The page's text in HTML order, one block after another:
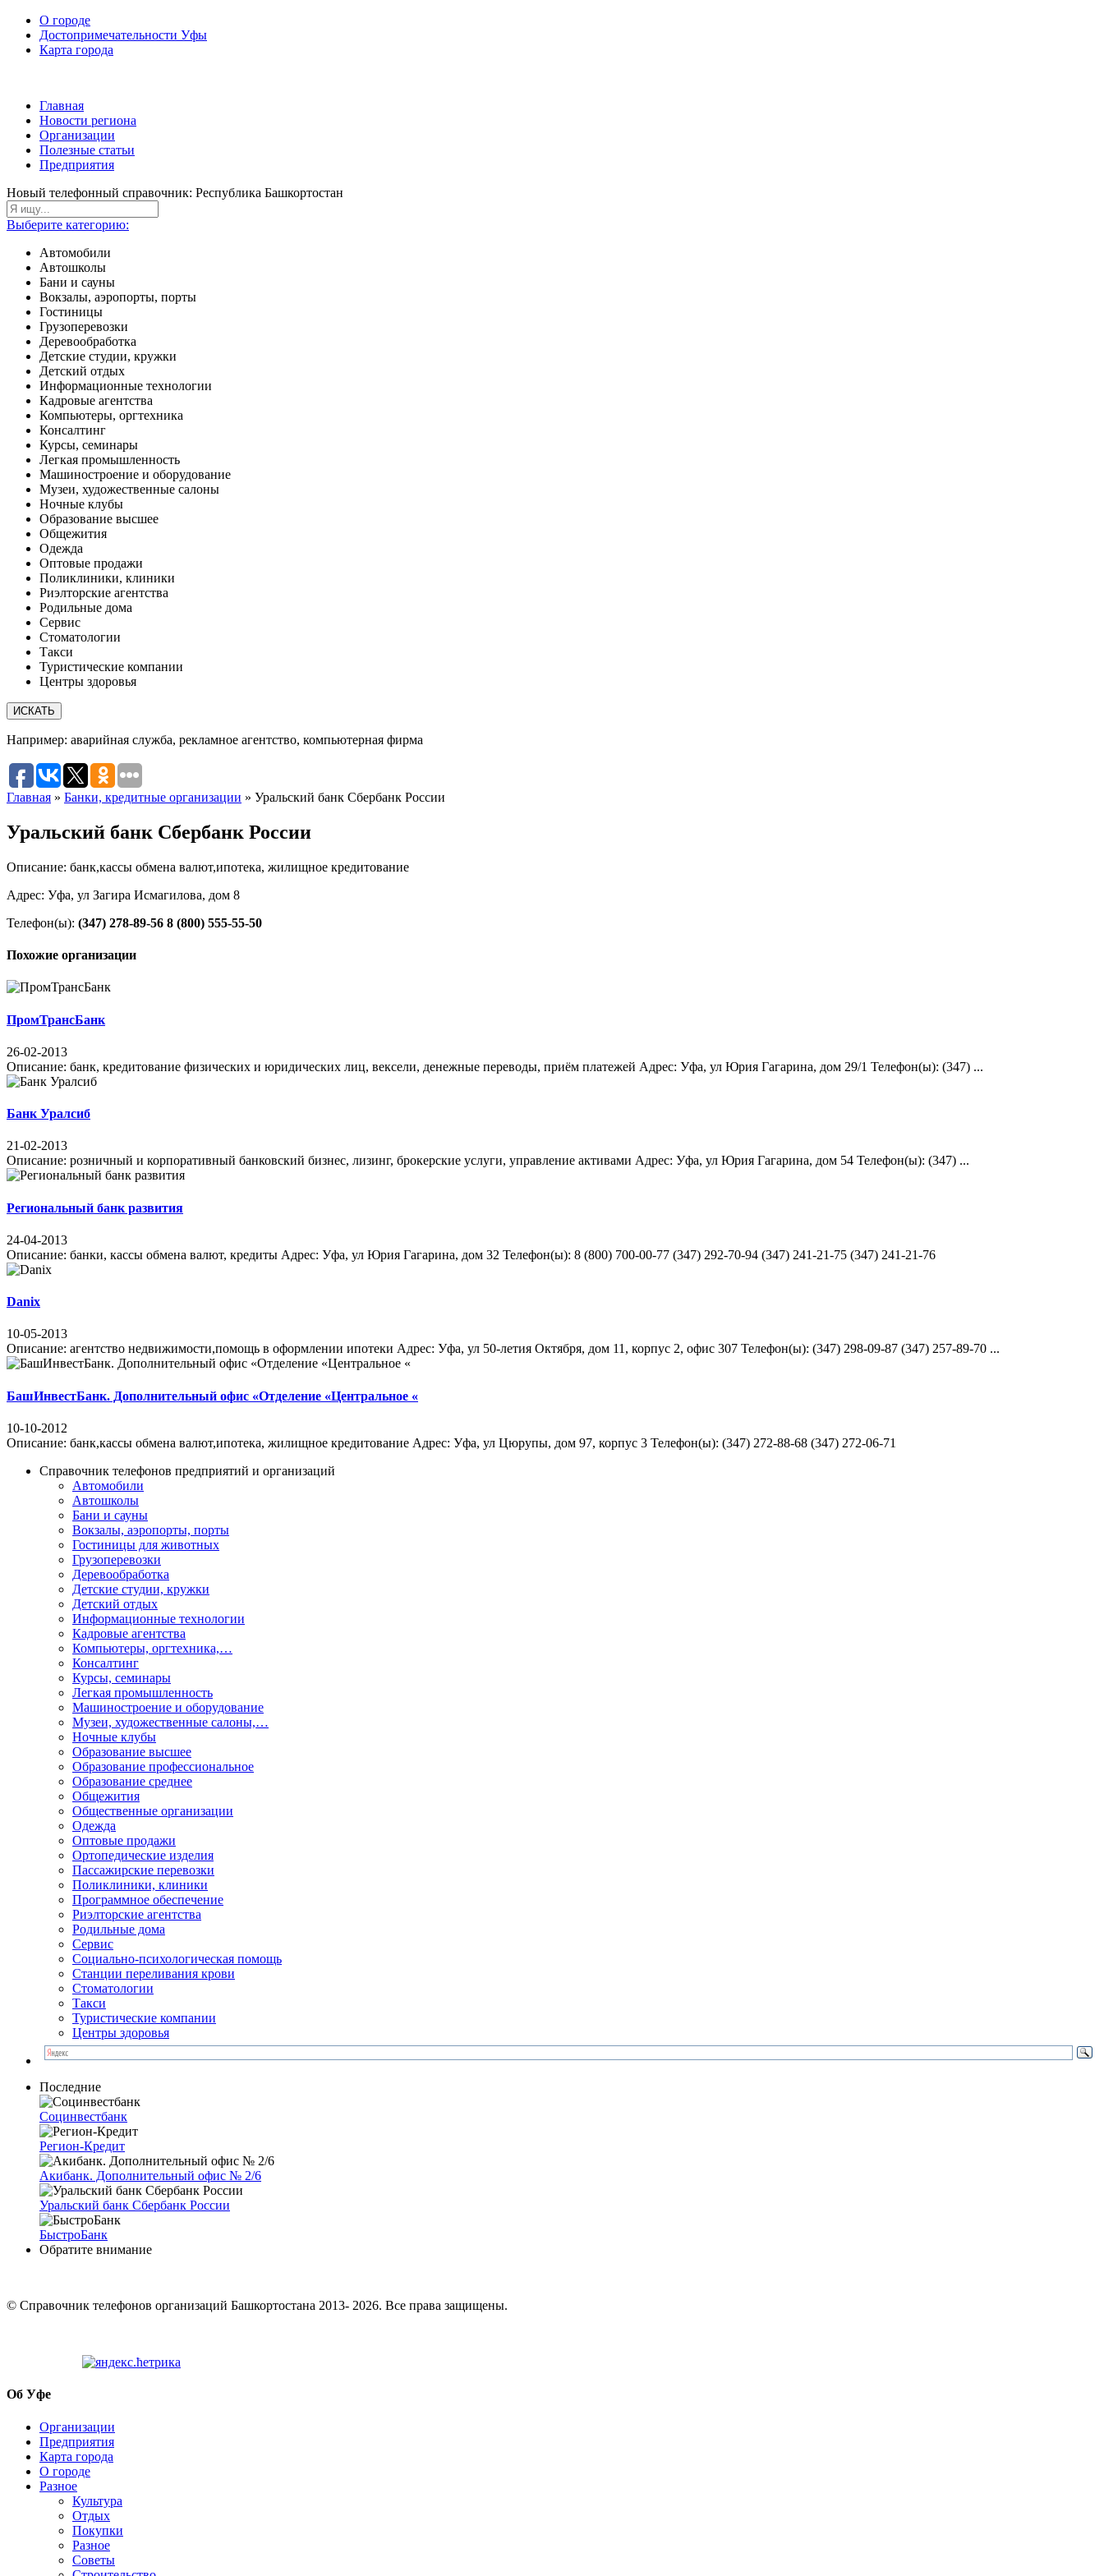
О городе
Достопримечательности Уфы
Карта города
Главная
Новости региона
Организации
Полезные статьи
Предприятия
Новый телефонный справочник: Республика Башкортостан
Выберите категорию:
Автомобили
Автошколы
Бани и сауны
Вокзалы, аэропорты, порты
Гостиницы
Грузоперевозки
Деревообработка
Детские студии, кружки
Детский отдых
Информационные технологии
Кадровые агентства
Компьютеры, оргтехника
Консалтинг
Курсы, семинары
Легкая промышленность
Машиностроение и оборудование
Музеи, художественные салоны
Ночные клубы
Образование высшее
Общежития
Одежда
Оптовые продажи
Поликлиники, клиники
Риэлторские агентства
Родильные дома
Сервис
Стоматологии
Такси
Туристические компании
Центры здоровья
Например: аварийная служба, рекламное агентство, компьютерная фирма
Главная » Банки, кредитные организации » Уральский банк Сбербанк России
Уральский банк Сбербанк России
Описание: банк,кассы обмена валют,ипотека, жилищное кредитование
Адрес: Уфа, ул Загира Исмагилова, дом 8
Телефон(ы): (347) 278-89-56 8 (800) 555-55-50
Похожие организации
ПромТрансБанк
26-02-2013
Описание: банк, кредитование физических и юридических лиц, вексели, денежные переводы, приём платежей Адрес: Уфа, ул Юрия Гагарина, дом 29/1 Телефон(ы): (347) ...
Банк Уралсиб
21-02-2013
Описание: розничный и корпоративный банковский бизнес, лизинг, брокерские услуги, управление активами Адрес: Уфа, ул Юрия Гагарина, дом 54 Телефон(ы): (347) ...
Региональный банк развития
24-04-2013
Описание: банки, кассы обмена валют, кредиты Адрес: Уфа, ул Юрия Гагарина, дом 32 Телефон(ы): 8 (800) 700-00-77 (347) 292-70-94 (347) 241-21-75 (347) 241-21-76
Danix
10-05-2013
Описание: агентство недвижимости,помощь в оформлении ипотеки Адрес: Уфа, ул 50-летия Октября, дом 11, корпус 2, офис 307 Телефон(ы): (347) 298-09-87 (347) 257-89-70 ...
БашИнвестБанк. Дополнительный офис «Отделение «Центральное «
10-10-2012
Описание: банк,кассы обмена валют,ипотека, жилищное кредитование Адрес: Уфа, ул Цюрупы, дом 97, корпус 3 Телефон(ы): (347) 272-88-68 (347) 272-06-71
Справочник телефонов предприятий и организаций
Автомобили
Автошколы
Бани и сауны
Вокзалы, аэропорты, порты
Гостиницы для животных
Грузоперевозки
Деревообработка
Детские студии, кружки
Детский отдых
Информационные технологии
Кадровые агентства
Компьютеры, оргтехника,…
Консалтинг
Курсы, семинары
Легкая промышленность
Машиностроение и оборудование
Музеи, художественные салоны,…
Ночные клубы
Образование высшее
Образование профессиональное
Образование среднее
Общежития
Общественные организации
Одежда
Оптовые продажи
Ортопедические изделия
Пассажирские перевозки
Поликлиники, клиники
Программное обеспечение
Риэлторские агентства
Родильные дома
Сервис
Социально-психологическая помощь
Станции переливания крови
Стоматологии
Такси
Туристические компании
Центры здоровья
Последние
Социнвестбанк
Регион-Кредит
Акибанк. Дополнительный офис № 2/6
Уральский банк Сбербанк России
БыстроБанк
Обратите внимание
© Cправочник телефонов организаций Башкортостана 2013- 2026. Все права защищены.
Об Уфе
Организации
Предприятия
Карта города
О городе
Разное
Культура
Отдых
Покупки
Разное
Советы